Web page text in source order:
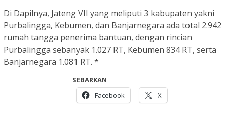
Di Dapilnya, Jateng VII yang meliputi 3 kabupaten yakni
Purbalingga, Kebumen, dan Banjarnegara ada total 2.942
rumah tangga penerima bantuan, dengan rincian
Purbalingga sebanyak 1.027 RT, Kebumen 834 RT, serta
Banjarnegara 1.081 RT. *
SEBARKAN
Facebook
X